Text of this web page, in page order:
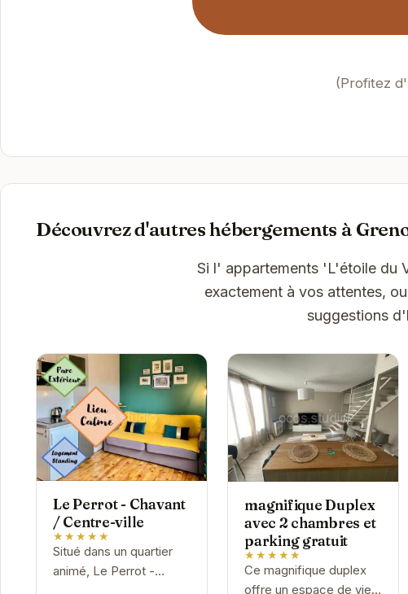
(Profitez
Découvrez d'autres hébergements à
Si l' appartements 'L'étoile du
exactement à vos attentes,
suggestions
Le Perrot - Chavant
/ Centre-ville
★★★★★
Situé dans un quartier
animé, Le Perrot -
magnifique Duplex
avec 2 chambres et
parking gratuit
★★★★★
Ce magnifique duplex
offre un espace de vie